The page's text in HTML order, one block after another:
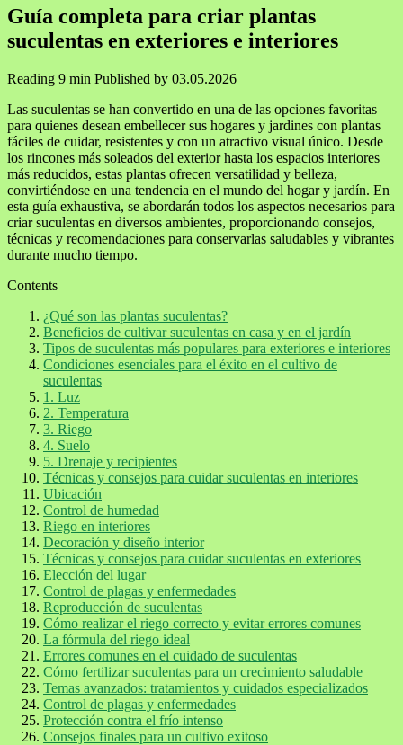
Guía completa para criar plantas
suculentas en exteriores e interiores
Reading 9 min Published by 03.05.2026
Las suculentas se han convertido en una de las opciones favoritas
para quienes desean embellecer sus hogares y jardines con plantas
fáciles de cuidar, resistentes y con un atractivo visual único. Desde
los rincones más soleados del exterior hasta los espacios interiores
más reducidos, estas plantas ofrecen versatilidad y belleza,
convirtiéndose en una tendencia en el mundo del hogar y jardín. En
esta guía exhaustiva, se abordarán todos los aspectos necesarios para
criar suculentas en diversos ambientes, proporcionando consejos,
técnicas y recomendaciones para conservarlas saludables y vibrantes
durante mucho tiempo.
Contents
¿Qué son las plantas suculentas?
Beneficios de cultivar suculentas en casa y en el jardín
Tipos de suculentas más populares para exteriores e interiores
Condiciones esenciales para el éxito en el cultivo de
suculentas
1. Luz
2. Temperatura
3. Riego
4. Suelo
5. Drenaje y recipientes
Técnicas y consejos para cuidar suculentas en interiores
Ubicación
Control de humedad
Riego en interiores
Decoración y diseño interior
Técnicas y consejos para cuidar suculentas en exteriores
Elección del lugar
Control de plagas y enfermedades
Reproducción de suculentas
Cómo realizar el riego correcto y evitar errores comunes
La fórmula del riego ideal
Errores comunes en el cuidado de suculentas
Cómo fertilizar suculentas para un crecimiento saludable
Temas avanzados: tratamientos y cuidados especializados
Control de plagas y enfermedades
Protección contra el frío intenso
Consejos finales para un cultivo exitoso